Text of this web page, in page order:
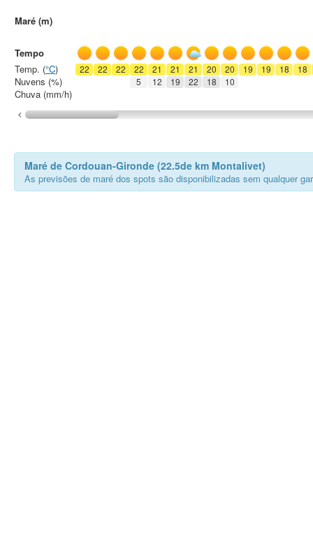
22 22 22 22 21 21 21 20 20 19 19 18
18
5
12 19 22 18 10
Maré (m)
Tempo
Temp. (°C)
Nuvens (%)
Chuva (mm/h)
Maré de Cordouan-Gironde (22.5de km Montalivet)
As previsões de maré dos spots são disponibilizadas sem qualquer